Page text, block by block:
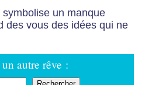
un manque
des vous des idées qui ne
autre rêve :